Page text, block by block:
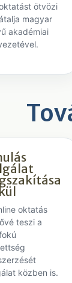
ötvözi
magyar
akadémiai
oktatás
teszi a
közben is.